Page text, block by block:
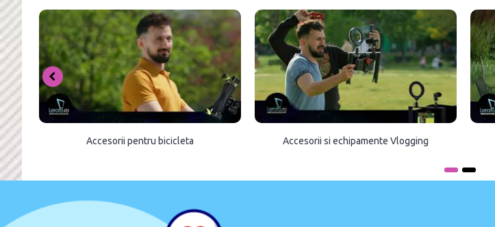
Accesorii pentru bicicleta Accesorii si echipamente Vlogging